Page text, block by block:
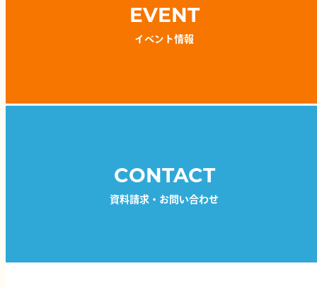
EVENT
イベント情報
CONTACT
資料請求・お問い合わせ